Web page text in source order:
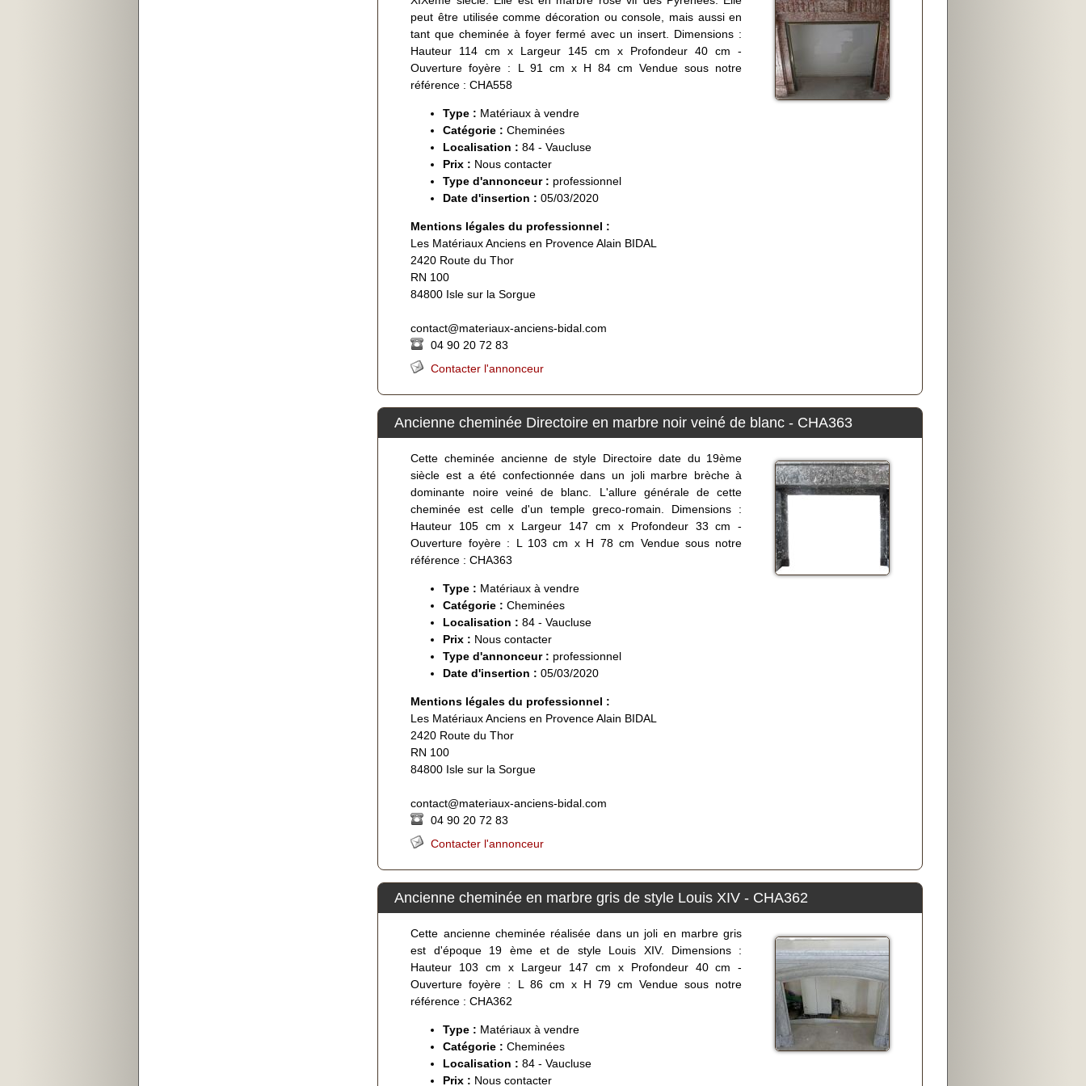
peut être utilisée comme décoration ou console, mais aussi en
tant que cheminée à foyer fermé avec un insert. Dimensions :
Hauteur 114 cm x Largeur 145 cm x Profondeur 40 cm -
Ouverture foyère : L 91 cm x H 84 cm Vendue sous notre
référence : CHA558
Type : Matériaux à vendre
Catégorie :Cheminées
Localisation :84 - Vaucluse
Prix : Nous contacter
Type d'annonceur : professionnel
Date d'insertion :05/03/2020
Mentions légales du professionnel :
Les Matériaux Anciens en Provence Alain BIDAL
2420 Route du Thor
RN 100
84800 Isle sur la Sorgue
contact@materiaux-anciens-bidal.com
04 90 20 72 83
Contacter l'annonceur
Ancienne cheminée Directoire en marbre noir veiné de blanc - CHA363
Cette cheminée ancienne de style Directoire date du 19ème
siècle est a été confectionnée dans un joli marbre brèche à
dominante noire veiné de blanc. L'allure générale de cette
cheminée est celle d'un temple greco-romain. Dimensions :
Hauteur 105 cm x Largeur 147 cm x Profondeur 33 cm -
Ouverture foyère : L 103 cm x H 78 cm Vendue sous notre
référence : CHA363
Type : Matériaux à vendre
Catégorie :Cheminées
Localisation :84 - Vaucluse
Prix : Nous contacter
Type d'annonceur : professionnel
Date d'insertion :05/03/2020
Mentions légales du professionnel :
Les Matériaux Anciens en Provence Alain BIDAL
2420 Route du Thor
RN 100
84800 Isle sur la Sorgue
contact@materiaux-anciens-bidal.com
04 90 20 72 83
Contacter l'annonceur
Ancienne cheminée en marbre gris de style Louis XIV - CHA362
Cette ancienne cheminée réalisée dans un joli en marbre gris
est d'époque 19 ème et de style Louis XIV. Dimensions :
Hauteur 103 cm x Largeur 147 cm x Profondeur 40 cm -
Ouverture foyère : L 86 cm x H 79 cm Vendue sous notre
référence : CHA362
Type : Matériaux à vendre
Catégorie :Cheminées
Localisation :84 - Vaucluse
Prix : Nous contacter